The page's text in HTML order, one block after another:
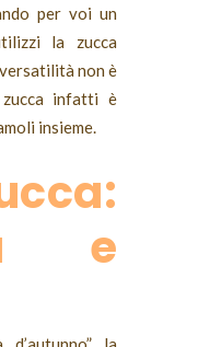
per voi un
la zucca
non è
infatti è
insieme.
e